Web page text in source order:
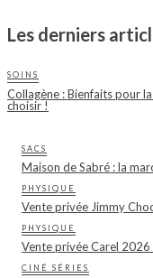
Les derniers
SOINS
Collagène : Bienfaits pour
choisir !
SACS
Maison de Sabré : la
PHYSIQUE
Vente privée Jimmy
PHYSIQUE
Vente privée Carel 2026
CINÉ SÉRIES